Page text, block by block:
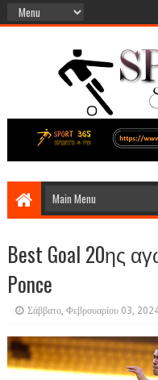
Best Goal 20ης
Ponce
Σάββατο, Φεβρουαρίου 03,